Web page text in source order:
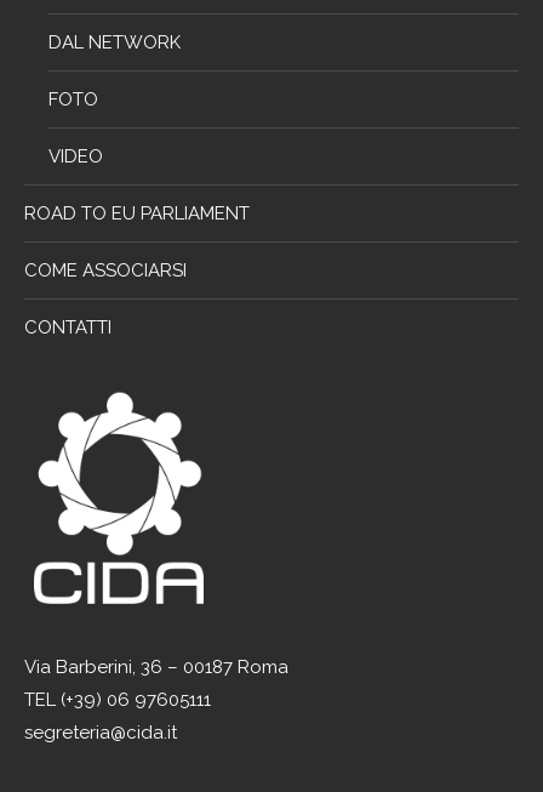
DAL NETWORK
FOTO
VIDEO
ROAD TO EU PARLIAMENT
COME ASSOCIARSI
CONTATTI
Via Barberini, 36 – 00187 Roma
TEL (+39) 06 97605111
segreteria@cida.it